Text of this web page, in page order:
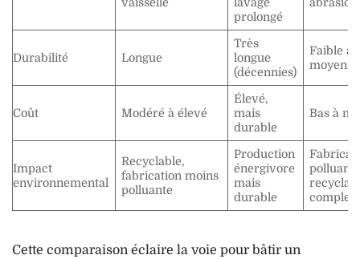
vaisselle
lavage
prolongé
abrasion
Durabilité Longue
Très
longue
(décennies)
Faible à
Coût Modéré à élevé
Élevé,
mais
durable
Bas à
Impact
environnemental
Recyclable,
fabrication moins
polluante
Production
énergivore
mais
durable
Cette comparaison éclaire la voie pour bâtir un